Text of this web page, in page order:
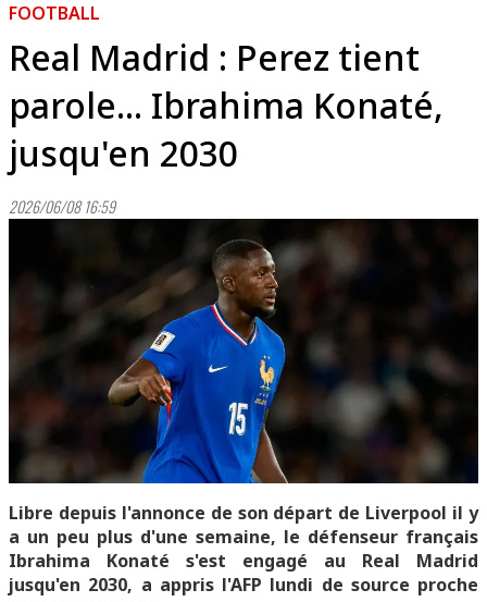
FOOTBALL
Real Madrid : Perez tient
parole... Ibrahima Konaté,
jusqu'en 2030
2026/06/08 16:59
Libre depuis l'annonce de son départ de Liverpool il y
a un peu plus d'une semaine, le défenseur français
Ibrahima Konaté s'est engagé au Real Madrid
jusqu'en 2030, a appris l'AFP lundi de source proche